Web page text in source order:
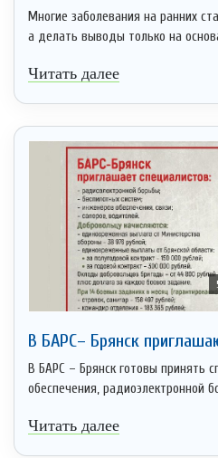
Многие заболевания на ранних
а делать выводы только на
Читать далее
В БАРС– Брянcк
В БАРС – Брянск готовы принять
обеспечения, радиоэлектронной
Читать далее